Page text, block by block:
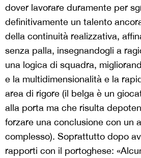
dover lavorare duramente per
definitivamente un talento
della continuità realizzativa,
senza palla, insegnandogli a
una logica di squadra,
e la multidimensionalità e la
area di rigore (il belga è un
alla porta ma che risulta
forzare una conclusione con un
complesso). Soprattutto dopo
rapporti con il portoghese: